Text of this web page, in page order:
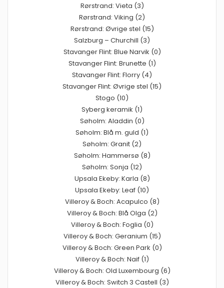
Rørstrand: Vieta (3)
Rørstrand: Viking (2)
Rørstrand: Øvrige stel (15)
Salzburg – Churchill (3)
Stavanger Flint: Blue Narvik (0)
Stavanger Flint: Brunette (1)
Stavanger Flint: Florry (4)
Stavanger Flint: Øvrige stel (15)
Stogo (10)
Syberg keramik (1)
Søholm: Aladdin (0)
Søholm: Blå m. guld (1)
Søholm: Granit (2)
Søholm: Hammersø (8)
Søholm: Sonja (12)
Upsala Ekeby: Karla (8)
Upsala Ekeby: Leaf (10)
Villeroy & Boch: Acapulco (8)
Villeroy & Boch: Blå Olga (2)
Villeroy & Boch: Foglia (0)
Villeroy & Boch: Geranium (15)
Villeroy & Boch: Green Park (0)
Villeroy & Boch: Naif (1)
Villeroy & Boch: Old Luxembourg (6)
Villeroy & Boch: Switch 3 Castell (3)